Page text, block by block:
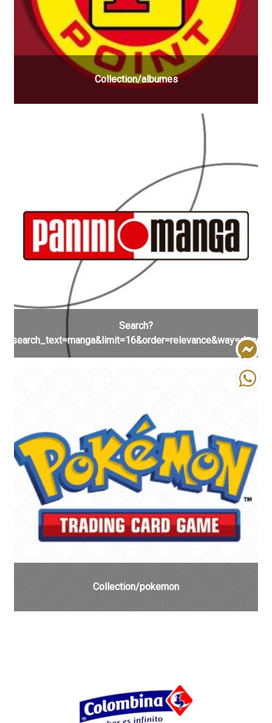
Collection/albumes
Search?
search_text=manga&limit=16&order=relevance&way=desc
Collection/pokemon